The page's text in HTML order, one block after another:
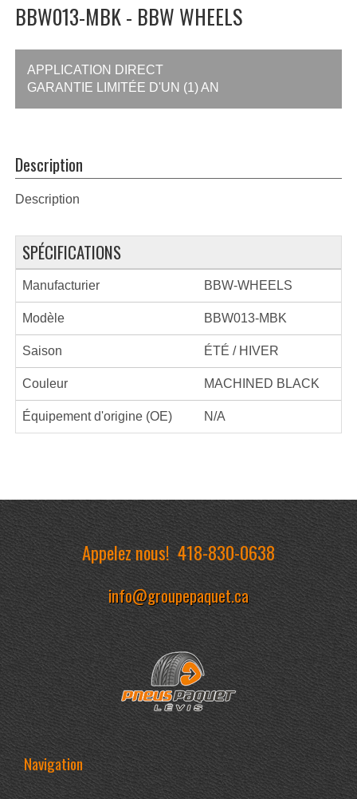
BBW013-MBK - BBW WHEELS
APPLICATION DIRECT
GARANTIE LIMITÉE D'UN (1) AN
Description
Description
SPÉCIFICATIONS
Manufacturier BBW-WHEELS
Modèle BBW013-MBK
Saison ÉTÉ / HIVER
Couleur MACHINED BLACK
Équipement d'origine (OE) N/A
Appelez nous!418-830-0638
info@groupepaquet.ca
Navigation